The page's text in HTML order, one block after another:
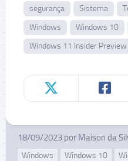
segurança
Sistema
Windows
Windows 10
Windows 11 Insider Preview
18/09/2023 por Maison da
Windows
Windows 10